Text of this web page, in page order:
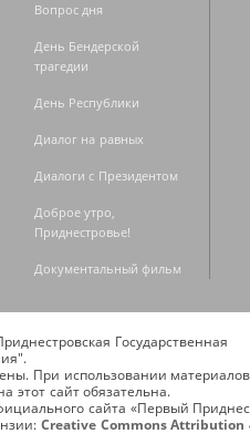
Вопрос дня
День Бендерской
трагедии
День Республики
Диалог на равных
Диалоги с Президентом
Доброе утро,
Приднестровье!
Документальный фильм
Государственная
При использовании
этот сайт обязательна.
сайта «Первый
Creative Commons Attribution